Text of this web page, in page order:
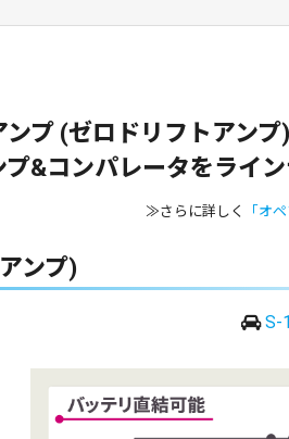
プ (ゼロドリフトアンプ)
&コンパレータをライ
≫さらに詳しく 「オ
ンプ)
S-